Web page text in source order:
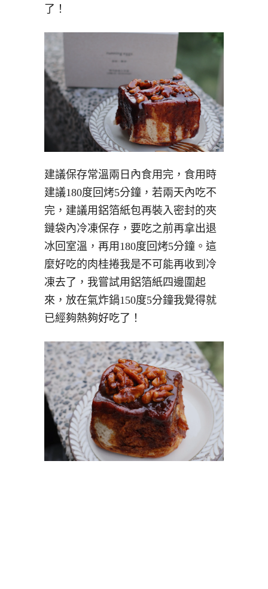
了！
建議保存常溫兩日內食用完，食用時
建議180度回烤5分鐘，若兩天內吃不
完，建議用鋁箔紙包再裝入密封的夾
鏈袋內冷凍保存，要吃之前再拿出退
冰回室溫，再用180度回烤5分鐘。這
麼好吃的肉桂捲我是不可能再收到冷
凍去了，我嘗試用鋁箔紙四邊圍起
來，放在氣炸鍋150度5分鐘我覺得就
已經夠熱夠好吃了！